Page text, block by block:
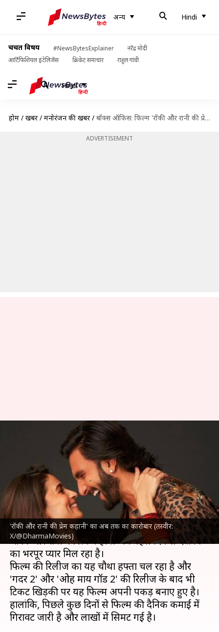
अन्य Hindi
चर्चित विषय #NewsBytesExplainer
नरेंद्र मोदी
आर्टिफिशियल इंटेलिजेंस
क्रिकेट समाचार राहुल गांधी
Hindi
होम / खबरें / मनोरंजन की खबरें / बॉक्स ऑफिस: फिल्म 'रॉकी और रानी की प्रेम कहानी' की कमाई चौथे हफ्ते में भी जारी
ADVERTISEMENT
'रॉकी और रानी की प्रेम कहानी' का अब तक का कारोबार (तस्वीर:
X/@DharmaMovies)
बॉक्स ऑफिस: फिल्म 'रॉकी और रानी
की प्रेम कहानी' की कमाई चौथे हफ्ते में
भी जारी
लेखन दीक्षा शर्मा Aug 24, 2023 10:18 am
क्या है खबर?
आलिया भट्टऔररणवीर सिंहकी रोमांटिक-कॉमेडी फिल्म
'रॉकी और रानी की प्रेम कहानी' को पहले दिन से दर्शकों
का भरपूर प्यार मिल रहा है।
फिल्म की रिलीज का यह चौथा हफ्ता चल रहा है और
'गदर 2' और 'ओह माय गॉड 2' की रिलीज के बाद भी
टिकट खिड़की पर यह फिल्म अपनी पकड़ बनाए हुए है।
हालांकि, पिछले कुछ दिनों से फिल्म की दैनिक कमाई में